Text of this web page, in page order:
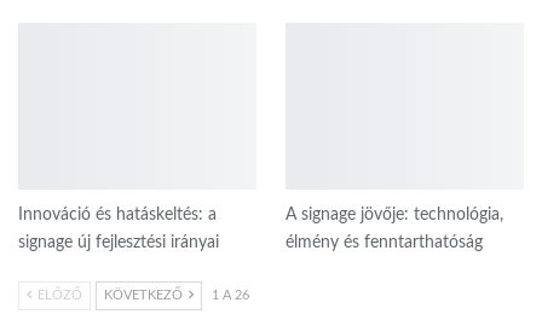
Innováció és hatáskeltés: a
signage új fejlesztési irányai
A signage jövője: technológia,
élmény és fenntarthatóság
ELŐZŐ KÖVETKEZŐ 1 A 26